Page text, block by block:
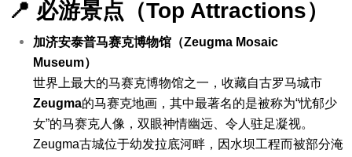
📍 必游景点（Top Attractions）
加济安泰普马赛克博物馆（Zeugma Mosaic
Museum）
世界上最大的马赛克博物馆之一，收藏自古罗马城市
Zeugma的马赛克地画，其中最著名的是被称为“忧郁少
女”的马赛克人像，双眼神情幽远、令人驻足凝视。
Zeugma古城位于幼发拉底河畔，因水坝工程而被部分淹